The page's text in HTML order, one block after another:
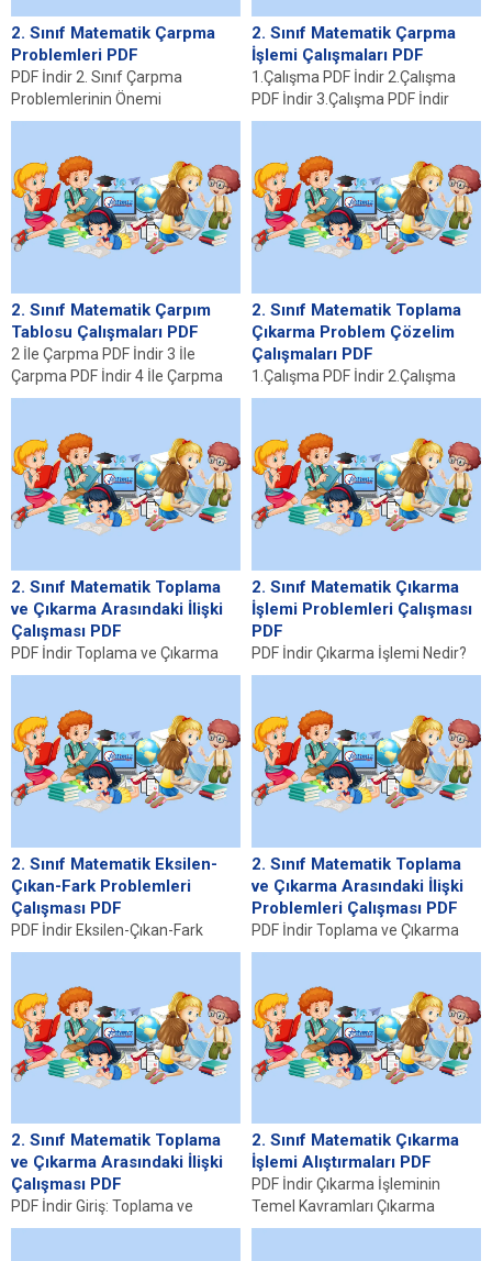
2. Sınıf Matematik Çarpma
Problemleri PDF
PDF İndir 2. Sınıf Çarpma
Problemlerinin Önemi
Matematikte çarpma işleminin
problemleri, 2....
2. Sınıf Matematik Çarpma
İşlemi Çalışmaları PDF
1.Çalışma PDF İndir 2.Çalışma
PDF İndir 3.Çalışma PDF İndir
4.Çalışma PDF İndir 5.Çalışma
2. Sınıf Matematik Çarpım
Tablosu Çalışmaları PDF
2 İle Çarpma PDF İndir 3 İle
Çarpma PDF İndir 4 İle Çarpma
PDF İndir...
2. Sınıf Matematik Toplama
Çıkarma Problem Çözelim
Çalışmaları PDF
1.Çalışma PDF İndir 2.Çalışma
PDF İndir Toplama ve Çıkarma
Matematikte toplama ve
çıkarma...
2. Sınıf Matematik Toplama
ve Çıkarma Arasındaki İlişki
Çalışması PDF
PDF İndir Toplama ve Çıkarma
Kavramları Toplama ve çıkarma,
işlemlerden ikisidir. Toplama...
2. Sınıf Matematik Çıkarma
İşlemi Problemleri Çalışması
PDF
PDF İndir Çıkarma İşlemi Nedir?
Çıkarma işlemi, matematikte iki
anlamına gelen temel...
2. Sınıf Matematik Eksilen-
Çıkan-Fark Problemleri
Çalışması PDF
PDF İndir Eksilen-Çıkan-Fark
Problemlerine Giriş Eksilen-çıkan-
matematiksel kavramları
anlamalarını sağlamak amacıyla
kullanılan temel...
2. Sınıf Matematik Toplama
ve Çıkarma Arasındaki İlişki
Problemleri Çalışması PDF
PDF İndir Toplama ve Çıkarma
Kavramları Toplama ve çıkarma,
taşlarını oluşturan iki...
2. Sınıf Matematik Toplama
ve Çıkarma Arasındaki İlişki
Çalışması PDF
PDF İndir Giriş: Toplama ve
Çıkarma Nedir? Toplama ve
2. Sınıf Matematik Çıkarma
İşlemi Alıştırmaları PDF
PDF İndir Çıkarma İşleminin
Temel Kavramları Çıkarma
işlemi, matematikte bir miktarın